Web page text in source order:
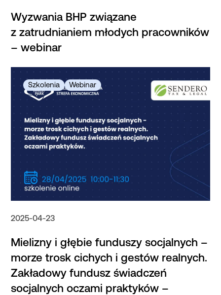
Wyzwania BHP związane
z zatrudnianiem młodych pracowników
– webinar
2025-04-23
Mielizny i głębie funduszy socjalnych –
morze trosk cichych i gestów realnych.
Zakładowy fundusz świadczeń
socjalnych oczami praktyków –